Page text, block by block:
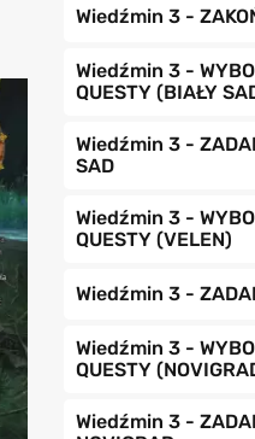
Wiedźmin 3 -
Wiedźmin 3 -
QUESTY (BIAŁY
Wiedźmin 3 -
SAD
Wiedźmin 3 -
QUESTY (VELEN)
Wiedźmin 3 -
Wiedźmin 3 -
QUESTY
Wiedźmin 3 -